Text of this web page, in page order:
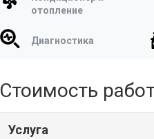
отопление
Диагностика
Стоимость
Услуга